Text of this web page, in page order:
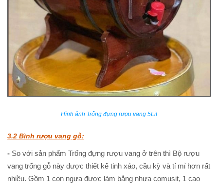
Hình ảnh Trống đựng rượu vang 5Lit
3.2 Bình rượu vang gỗ:
- So với sản phẩm Trống đựng rượu vang ở trên thì Bộ rượu
vang trống gỗ này được thiết kế tinh xảo, cầu kỳ và tỉ mỉ hơn rất
nhiều. Gồm 1 con ngựa được làm bằng nhựa comusit, 1 cao